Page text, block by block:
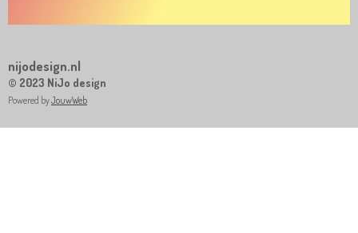
nijodesign.nl
© 2023 NiJo design
Powered byJouwWeb